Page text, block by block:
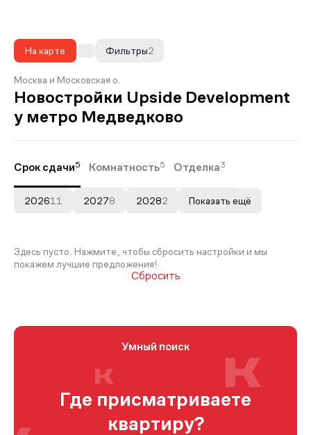
На карте 2
Фильтры
Москва и Московская о.
Новостройки Upside Development
у метро Медведково
Срок сдачи5 Комнатность5 Отделка3
202611 20278 20282 Показать ещё
Здесь пусто. Нажмите, чтобы сбросить настройки и мы
покажем лучшие предложения!
Сбросить
Умный поиск
Где присматриваете
квартиру?